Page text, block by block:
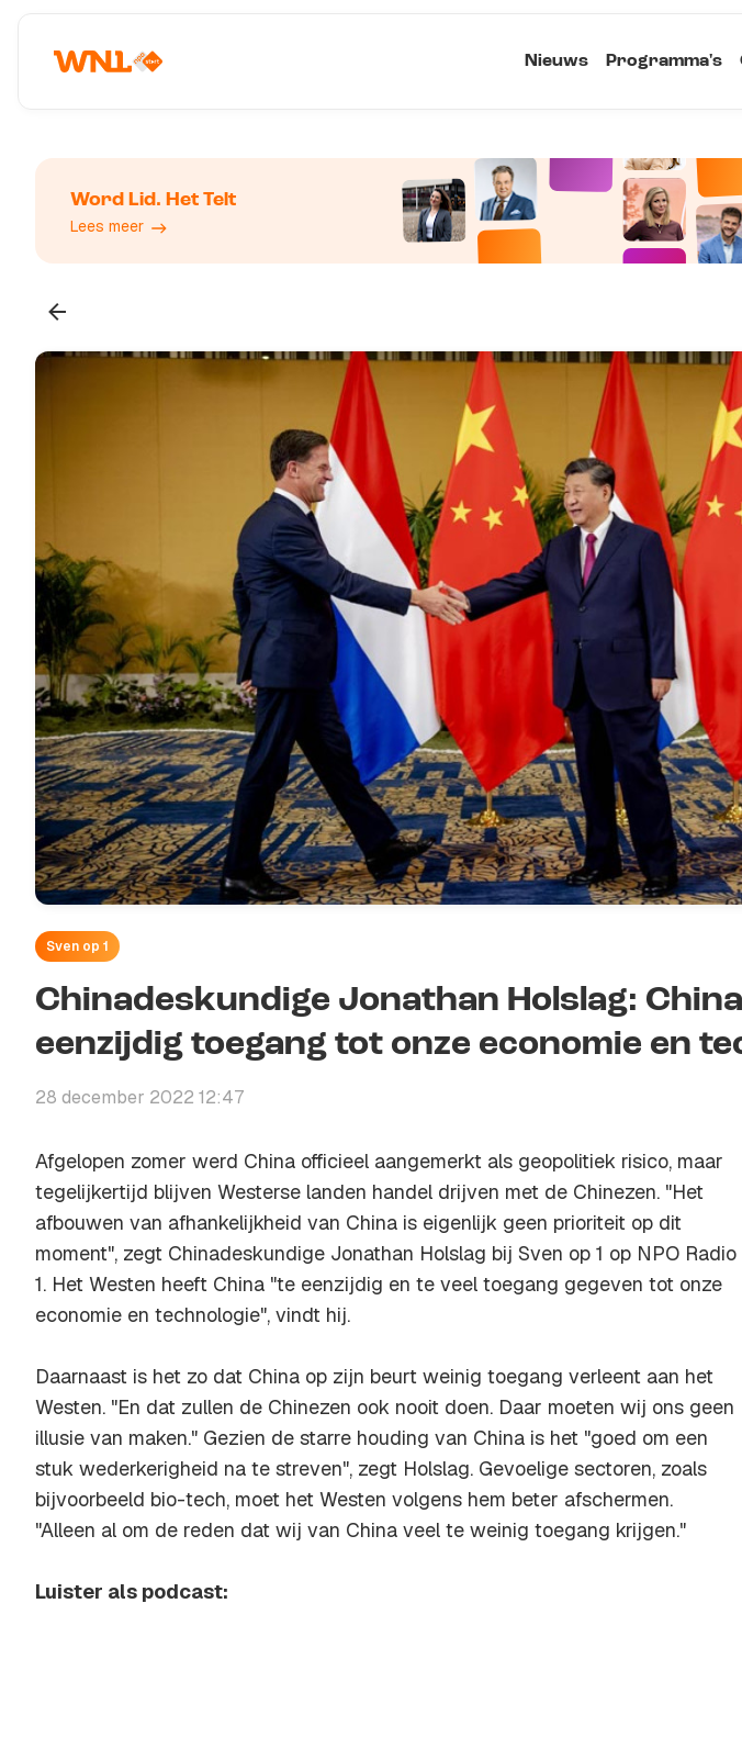
Nieuws Programma's
Word Lid. Het Telt
Lees meer
Sven op 1
Chinadeskundige Jonathan Holslag:
eenzijdig toegang tot onze economie en
28 december 2022 12:47
Afgelopen zomer werd China officieel aangemerkt als geopolitiek risico, maar
tegelijkertijd blijven Westerse landen handel drijven met de Chinezen. "Het
afbouwen van afhankelijkheid van China is eigenlijk geen prioriteit op dit
moment", zegt Chinadeskundige Jonathan Holslag bij Sven op 1 op NPO Radio
1. Het Westen heeft China "te eenzijdig en te veel toegang gegeven tot onze
economie en technologie", vindt hij.
Daarnaast is het zo dat China op zijn beurt weinig toegang verleent aan het
Westen. "En dat zullen de Chinezen ook nooit doen. Daar moeten wij ons geen
illusie van maken." Gezien de starre houding van China is het "goed om een
stuk wederkerigheid na te streven", zegt Holslag. Gevoelige sectoren, zoals
bijvoorbeeld bio-tech, moet het Westen volgens hem beter afschermen.
"Alleen al om de reden dat wij van China veel te weinig toegang krijgen."
Luister als podcast: